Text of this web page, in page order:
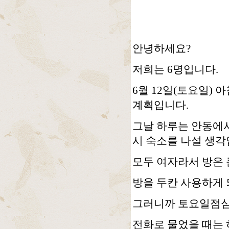
안녕하세요?
저희는 6명입니다.
6월 12일(토요일)
계획입니다.
그날 하루는 안동에
시 숙소를 나설 생각
모두 여자라서 방은
방을 두칸 사용하게
그러니까 토요일점
전화로 물었을 때는